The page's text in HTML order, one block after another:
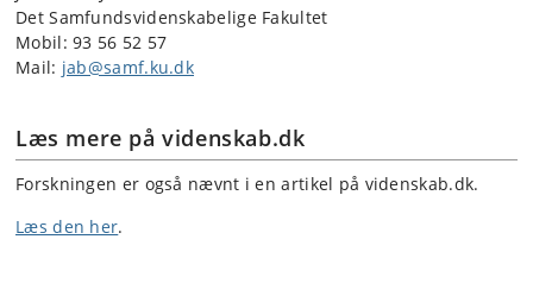
Det Samfundsvidenskabelige Fakultet
Mobil: 93 56 52 57
Mail: jab@samf.ku.dk
Læs mere på videnskab.dk
Forskningen er også nævnt i en artikel på videnskab.dk.
Læs den her.